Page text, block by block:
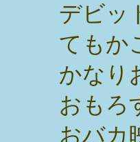
デビッ
てもか
かなり
おもろ
おバカ